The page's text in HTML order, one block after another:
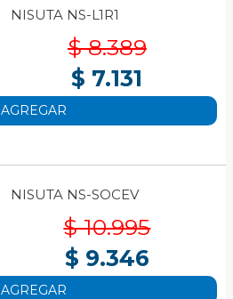
NISUTA NS-L1R1
$ 8.389
$ 7.131
AGREGAR
NISUTA NS-SOCEV
$ 10.995
$ 9.346
AGREGAR